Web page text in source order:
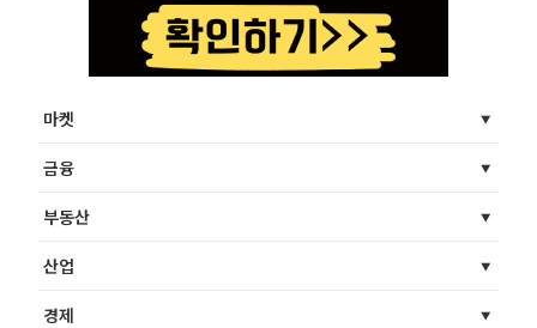
마켓
금융
부동산
산업
경제